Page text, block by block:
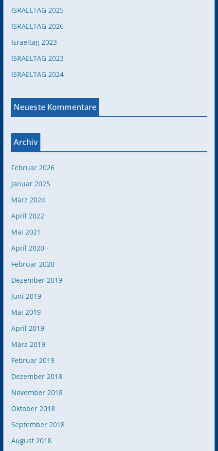
ISRAELTAG 2025
ISRAELTAG 2026
Israeltag 2023
ISRAELTAG 2023
ISRAELTAG 2024
Neueste Kommentare
Archiv
Februar 2026
Januar 2025
März 2024
April 2022
Mai 2021
April 2020
Februar 2020
Dezember 2019
Juni 2019
Mai 2019
April 2019
März 2019
Februar 2019
Dezember 2018
November 2018
Oktober 2018
September 2018
August 2018